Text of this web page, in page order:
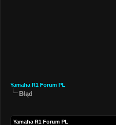
Yamaha R1 Forum PL
Błąd
Yamaha R1 Forum PL